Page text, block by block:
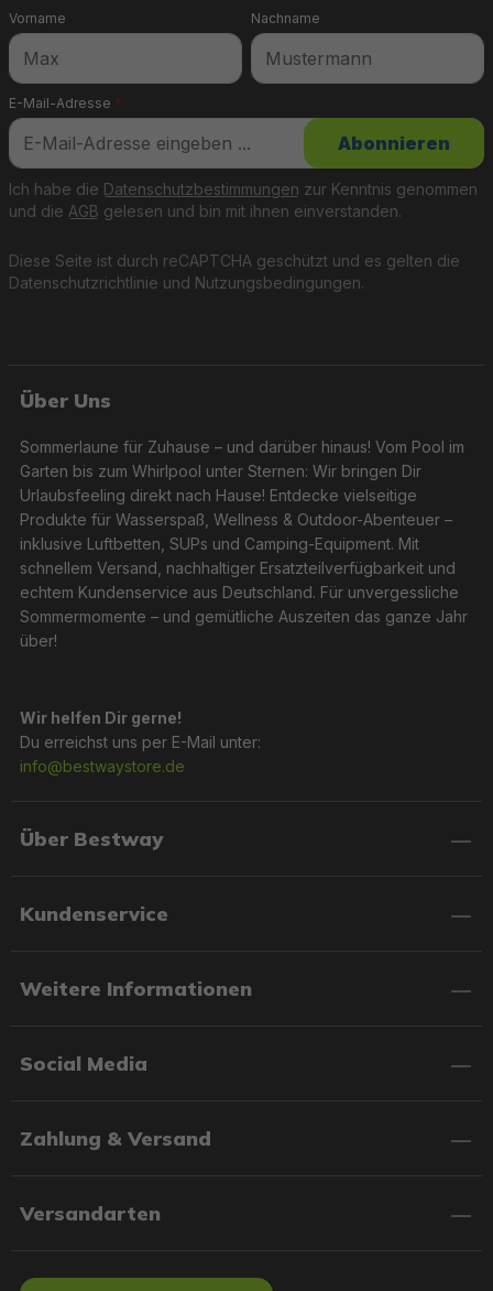
E-Mail-Adresse *
Vorname Nachname
Diese Seite ist durch reCAPTCHA geschützt und es gelten die
Datenschutzrichtlinie und Nutzungsbedingungen.
Ich habe die Datenschutzbestimmungen zur Kenntnis genommen
und die AGB gelesen und bin mit ihnen einverstanden.
Abonnieren
Über Uns
Sommerlaune für Zuhause – und darüber hinaus! Vom Pool im
Garten bis zum Whirlpool unter Sternen: Wir bringen Dir
Urlaubsfeeling direkt nach Hause! Entdecke vielseitige
Produkte für Wasserspaß, Wellness & Outdoor-Abenteuer –
inklusive Luftbetten, SUPs und Camping-Equipment. Mit
schnellem Versand, nachhaltiger Ersatzteilverfügbarkeit und
echtem Kundenservice aus Deutschland. Für unvergessliche
Sommermomente – und gemütliche Auszeiten das ganze Jahr
über!
Wir helfen Dir gerne!
Du erreichst uns per E-Mail unter:
info@bestwaystore.de
Über Bestway
Kundenservice
Weitere Informationen
Social Media
Zahlung & Versand
Versandarten